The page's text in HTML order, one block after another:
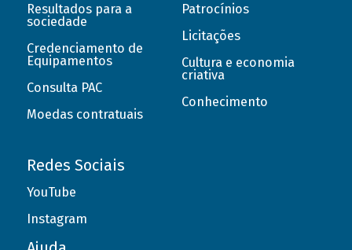
Resultados para a
sociedade
Credenciamento de
Equipamentos
Consulta PAC
Moedas contratuais
Patrocínios
Licitações
Cultura e economia
criativa
Conhecimento
Redes Sociais
YouTube
Instagram